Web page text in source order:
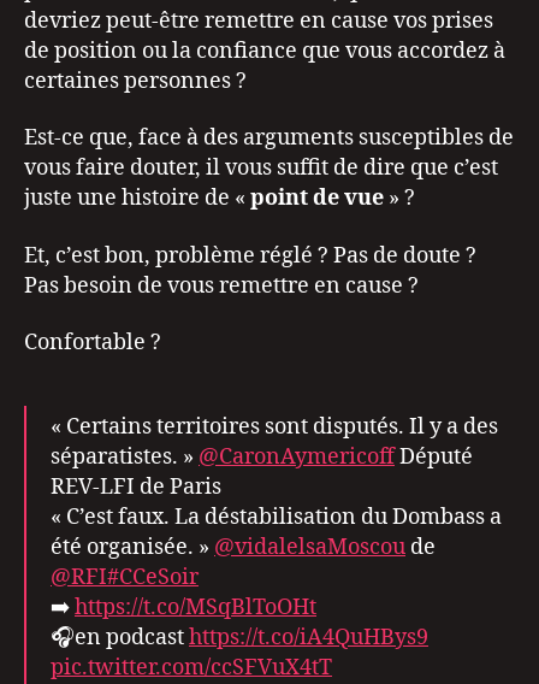
devriez peut-être remettre en cause vos prises
de position ou la confiance que vous accordez à
certaines personnes ?
Est-ce que, face à des arguments susceptibles de
vous faire douter, il vous suffit de dire que c’est
juste une histoire de « point de vue » ?
Et, c’est bon, problème réglé ? Pas de doute ?
Pas besoin de vous remettre en cause ?
Confortable ?
« Certains territoires sont disputés. Il y a des
séparatistes. » @CaronAymericoffDéputé
REV-LFI de Paris
« C’est faux. La déstabilisation du Dombass a
été organisée. » @vidalelsaMoscou de
@RFI#CCeSoir
➡️https://t.co/MSqBlToOHt
🎧en podcasthttps://t.co/iA4QuHBys9
pic.twitter.com/ccSFVuX4tT